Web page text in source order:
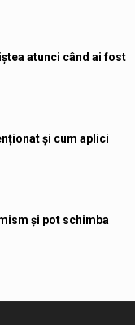
atunci când ai fost
și cum aplici
și pot schimba